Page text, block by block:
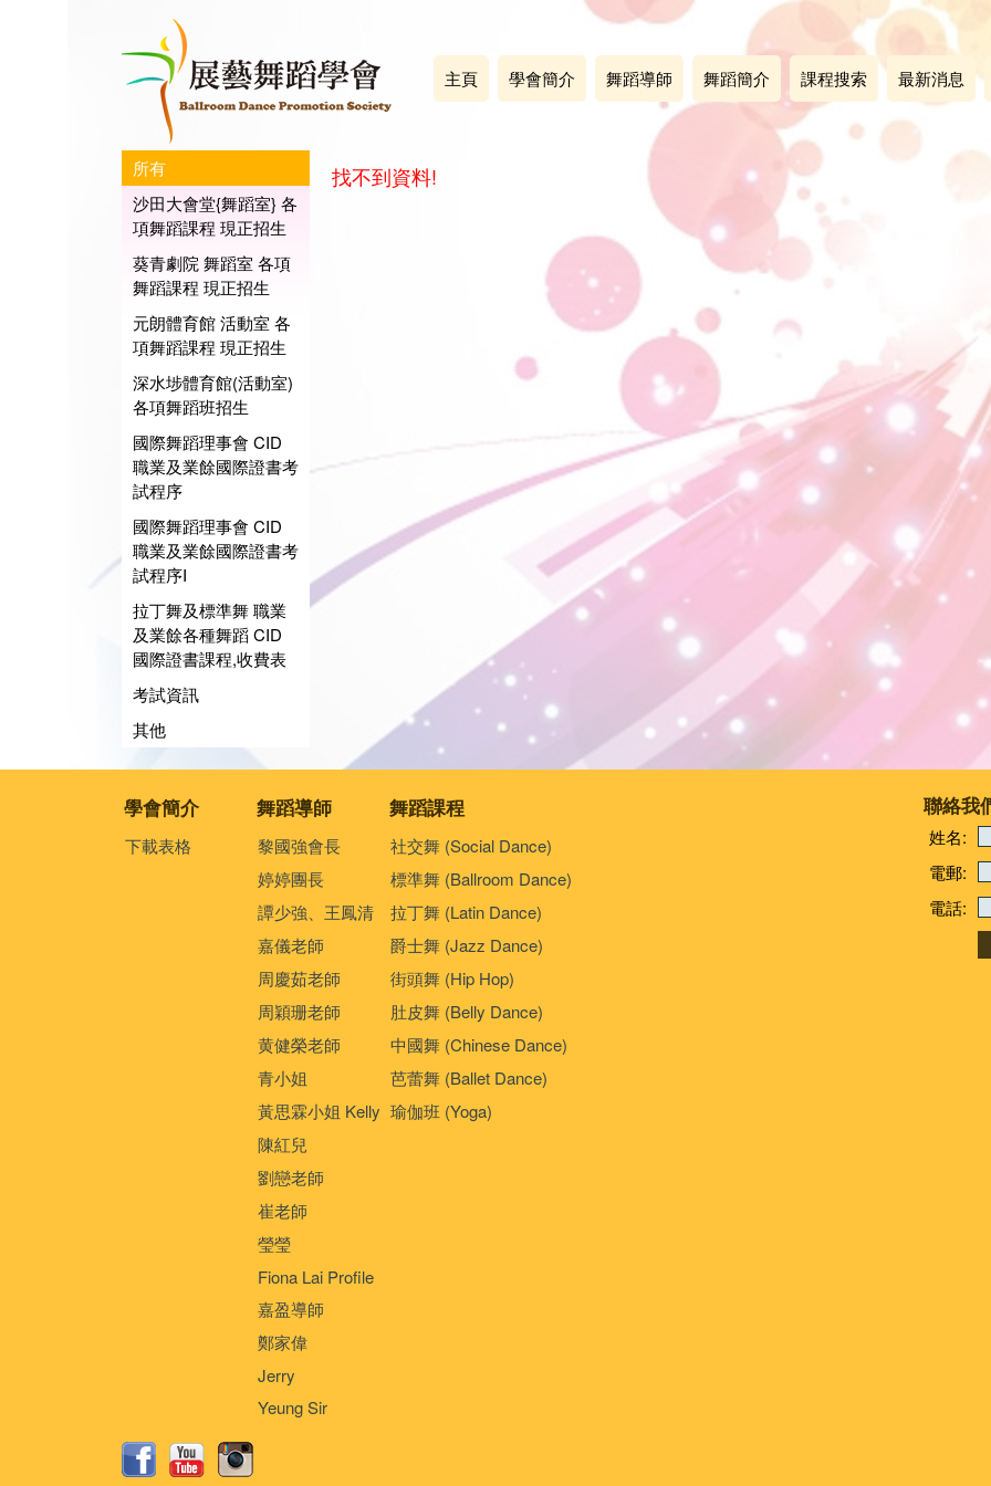
主頁 學會簡介 舞蹈導師 舞蹈簡介 課程搜索 最新消息
所有
沙田大會堂{舞蹈室} 各
項舞蹈課程 現正招生
葵青劇院 舞蹈室 各項
舞蹈課程 現正招生
元朗體育館 活動室 各
項舞蹈課程 現正招生
深水埗體育館(活動室)
各項舞蹈班招生
國際舞蹈理事會 CID
職業及業餘國際證書考
試程序
國際舞蹈理事會 CID
職業及業餘國際證書考
試程序I
拉丁舞及標準舞 職業
及業餘各種舞蹈 CID
國際證書課程,收費表
考試資訊
其他
找不到資料!
學會簡介 舞蹈導師 舞蹈課程
下載表格
黎國強會長
婷婷團長
譚少強、王鳳清
嘉儀老師
周慶茹老師
周穎珊老師
黄健榮老師
青小姐
黃思霖小姐 Kelly
陳紅兒
劉戀老師
崔老師
瑩瑩
Fiona Lai Profile
嘉盈導師
鄭家偉
Jerry
Yeung Sir
社交舞 (Social Dance)
標準舞 (Ballroom Dance)
拉丁舞 (Latin Dance)
爵士舞 (Jazz Dance)
街頭舞 (Hip Hop)
肚皮舞 (Belly Dance)
中國舞 (Chinese Dance)
芭蕾舞 (Ballet Dance)
瑜伽班 (Yoga)
聯絡我
姓名:
電郵:
電話: